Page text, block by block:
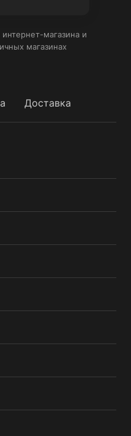
магазина и
магазинах
Доставка